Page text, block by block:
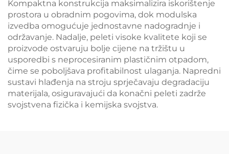
Kompaktna konstrukcija maksimalizira iskorištenje
prostora u obradnim pogovima, dok modulska
izvedba omogućuje jednostavne nadogradnje i
održavanje. Nadalje, peleti visoke kvalitete koji se
proizvode ostvaruju bolje cijene na tržištu u
usporedbi s neprocesiranim plastičnim otpadom,
čime se poboljšava profitabilnost ulaganja. Napredni
sustavi hlađenja na stroju sprječavaju degradaciju
materijala, osiguravajući da konačni peleti zadrže
svojstvena fizička i kemijska svojstva.